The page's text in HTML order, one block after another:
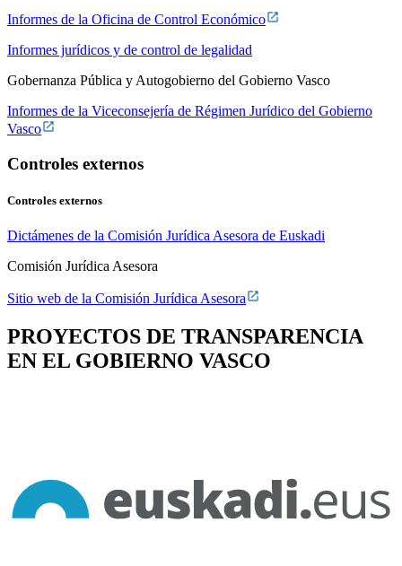
Informes de la Oficina de Control Económico
Informes jurídicos y de control de legalidad
Gobernanza Pública y Autogobierno del Gobierno Vasco
Informes de la Viceconsejería de Régimen Jurídico del Gobierno
Vasco
Controles externos
Controles externos
Dictámenes de la Comisión Jurídica Asesora de Euskadi
Comisión Jurídica Asesora
Sitio web de la Comisión Jurídica Asesora
PROYECTOS DE TRANSPARENCIA
EN EL GOBIERNO VASCO